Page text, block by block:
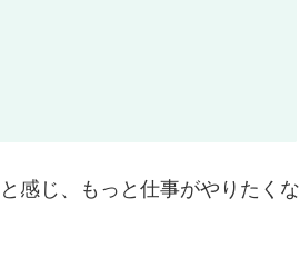
感じ、もっと仕事がやりたくな